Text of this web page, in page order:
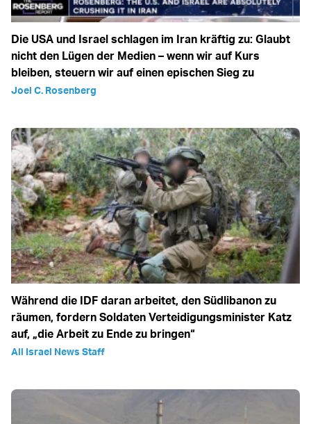
Die USA und Israel schlagen im Iran kräftig zu: Glaubt
nicht den Lügen der Medien – wenn wir auf Kurs
bleiben, steuern wir auf einen epischen Sieg zu
Joel C. Rosenberg
Während die IDF daran arbeitet, den Südlibanon zu
räumen, fordern Soldaten Verteidigungsminister Katz
auf, „die Arbeit zu Ende zu bringen“
All Israel News Staff